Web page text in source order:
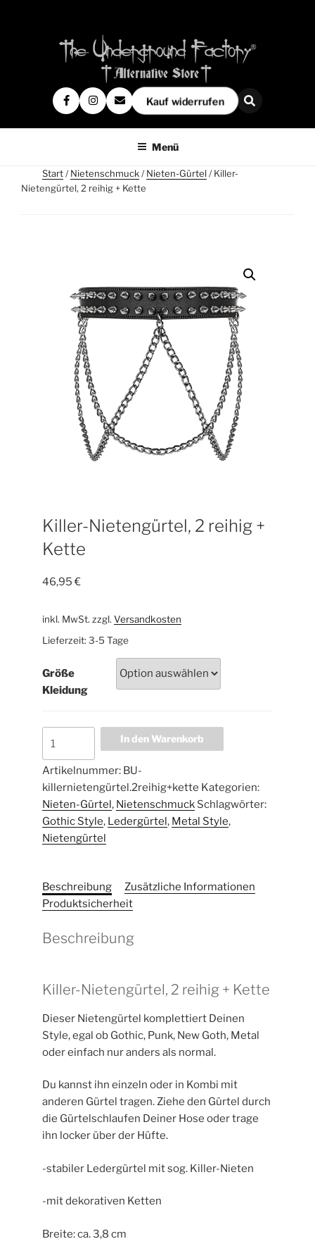
Kauf widerrufen
Menü
Start/Nietenschmuck/Nieten-Gürtel/ Killer-
Nietengürtel, 2 reihig + Kette
Killer-Nietengürtel, 2 reihig +
Kette
46,95€
inkl. MwSt. zzgl. Versandkosten
Lieferzeit: 3-5 Tage
Größe
Kleidung
In den Warenkorb
Artikelnummer: BU-
killernietengürtel.2reihig+kette Kategorien:
Nieten-Gürtel , Nietenschmuck Schlagwörter:
Gothic Style, Ledergürtel , Metal Style,
Nietengürtel
Beschreibung
Zusätzliche Informationen
Produktsicherheit
Beschreibung
Killer-Nietengürtel, 2 reihig + Kette
Dieser Nietengürtel komplettiert Deinen
Style, egal ob Gothic, Punk, New Goth, Metal
oder einfach nur anders als normal.
Du kannst ihn einzeln oder in Kombi mit
anderen Gürtel tragen. Ziehe den Gürtel durch
die Gürtelschlaufen Deiner Hose oder trage
ihn locker über der Hüfte.
-stabiler Ledergürtel mit sog. Killer-Nieten
-mit dekorativen Ketten
Breite: ca. 3,8 cm